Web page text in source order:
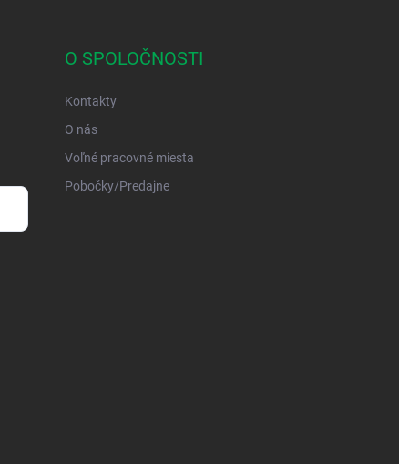
O SPOLOČNOSTI
Kontakty
O nás
Voľné pracovné miesta
Pobočky/Predajne